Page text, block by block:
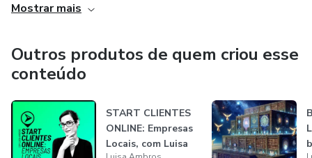
confiança sobre qual o seu Propósito de vida, como validar
você começar a prosperar com Propósito!
Iniciei as redes sociais @luisaambrosespiritual, site
conteúdos em 2021, quando fiz extensões em
produtividade, prosperidade, propósito, conexão espiritual
etc. Desde 2023 atuo 100% na área e invisto
continuamente em autoconhecimento e expansão para
apoiar mais pessoas a despertarem e prosperarem com
propósito.
Mostrar mais
Outros produtos de quem criou esse
conteúdo
START CLIENTES
ONLINE: Empresas
Locais, com Luisa